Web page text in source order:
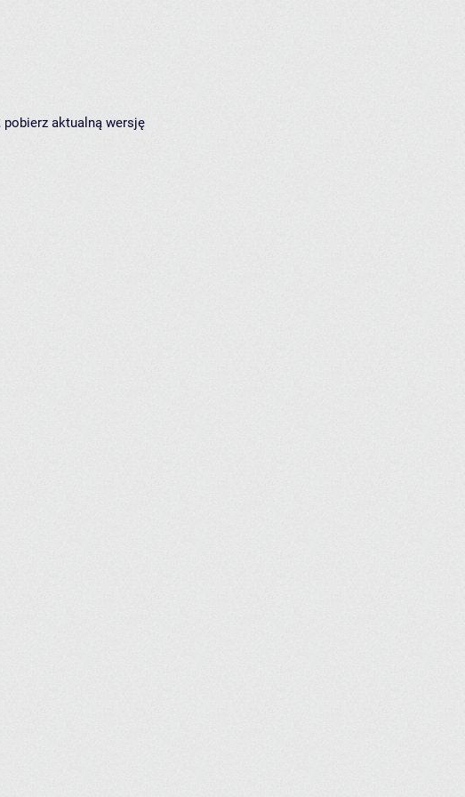
pobierz aktualną wersję